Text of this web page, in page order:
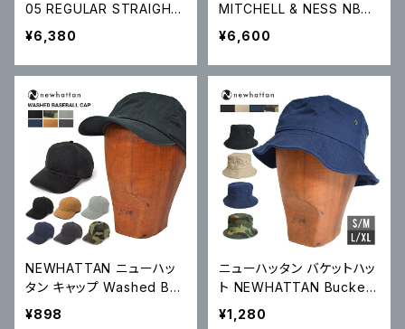
05 REGULAR STRAIGHT
DENIM PANT レギュラー
ストレート デニムパンツ ジ
ーンズ ストレッチ 00505
¥6,380
MITCHELL & NESS NBA I
NSIGNIA STRAPBACK C
AP 6パネルキャップ LAKER
S レイカーズ ストラップバッ
¥6,600
NEWHATTAN ニューハッ
タン キャップ Washed Bas
eball Cap 帽子 6パネルキ
¥898
ニューハッタン バケットハッ
ト NEWHATTAN Bucket
Hat Cap ハット 帽子 1500
¥1,280